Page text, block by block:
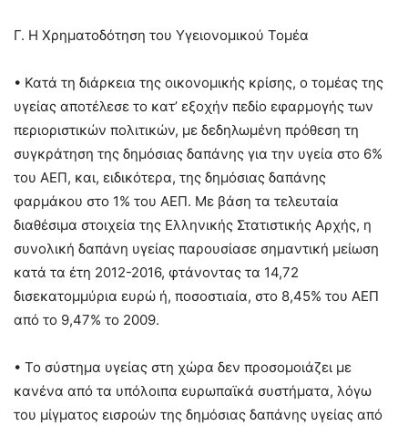
Γ. Η Χρηματοδότηση του Υγειονομικού Τομέα
• Κατά τη διάρκεια της οικονομικής κρίσης, ο τομέας της
υγείας αποτέλεσε το κατ’ εξοχήν πεδίο εφαρμογής των
περιοριστικών πολιτικών, με δεδηλωμένη πρόθεση τη
συγκράτηση της δημόσιας δαπάνης για την υγεία στο 6%
του ΑΕΠ, και, ειδικότερα, της δημόσιας δαπάνης
φαρμάκου στο 1% του ΑΕΠ. Με βάση τα τελευταία
διαθέσιμα στοιχεία της Ελληνικής Στατιστικής Αρχής, η
συνολική δαπάνη υγείας παρουσίασε σημαντική μείωση
κατά τα έτη 2012-2016, φτάνοντας τα 14,72
δισεκατομμύρια ευρώ ή, ποσοστιαία, στο 8,45% του ΑΕΠ
από το 9,47% το 2009.
• Το σύστημα υγείας στη χώρα δεν προσομοιάζει με
κανένα από τα υπόλοιπα ευρωπαϊκά συστήματα, λόγω
του μίγματος εισροών της δημόσιας δαπάνης υγείας από